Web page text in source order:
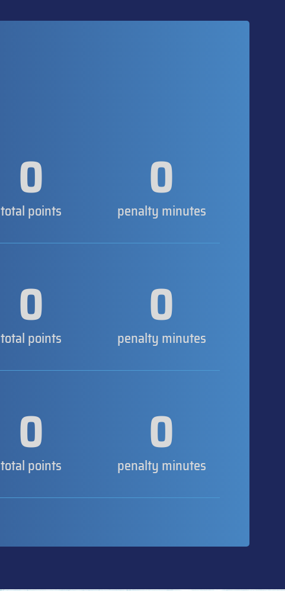
0
total points 0
penalty minutes
0
total points 0
penalty minutes
0
total points 0
penalty minutes